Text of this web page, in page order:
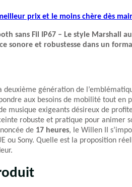
prix et le moins chère dès
sans Fil IP67 – Le style Marshall
sonore et robustesse dans un
deuxième génération de
aux besoins de mobilité tout en
musique exigeants désireux de
robuste et pratique pour animer
de 17 heures, le Willen II
ou Sony. Quelle est la proposition